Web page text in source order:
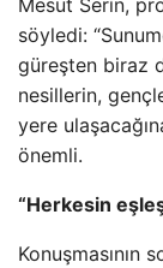
Mesut Serin,
söyledi:
güreşten biraz
nesillerin,
yere
önemli.
“Herkesin
Konuşmasının